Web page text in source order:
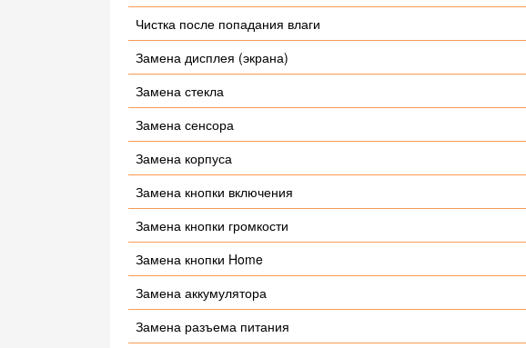
Чистка после попадания влаги
Замена дисплея (экрана)
Замена стекла
Замена сенсора
Замена корпуса
Замена кнопки включения
Замена кнопки громкости
Замена кнопки Home
Замена аккумулятора
Замена разъема питания